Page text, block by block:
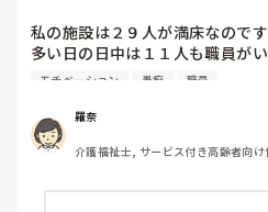
私の施設は２９人が満床なので
多い日の日中は１１人も職員がい
なので暇すぎて仕事内容がないで
掃除担当がされるのですが、介
ため廊下の掃除や壁拭き、手す
す。
と思う仕事内容ってありますか？
モチベーション 愚痴 職員
羅奈
介護福祉士, サービス付き高齢者向け